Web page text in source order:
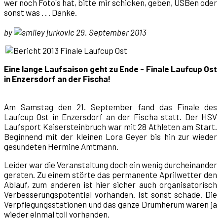
wer noch Foto´s hat, bitte mir schicken, geben, USBen oder
sonst was . . . Danke.
by
jurkovic 29. September 2013
Eine lange Laufsaison geht zu Ende - Finale Laufcup Ost
in Enzersdorf an der Fischa!
Am Samstag den 21. September fand das Finale des
Laufcup Ost in Enzersdorf an der Fischa statt. Der HSV
Laufsport Kaisersteinbruch war mit 28 Athleten am Start.
Beginnend mit der kleinen Lora Geyer bis hin zur wieder
gesundeten Hermine Amtmann.
Leider war die Veranstaltung doch ein wenig durcheinander
geraten. Zu einem störte das permanente Aprilwetter den
Ablauf, zum anderen ist hier sicher auch organisatorisch
Verbesserungspotential vorhanden. Ist sonst schade. Die
Verpflegungsstationen und das ganze Drumherum waren ja
wieder einmal toll vorhanden.